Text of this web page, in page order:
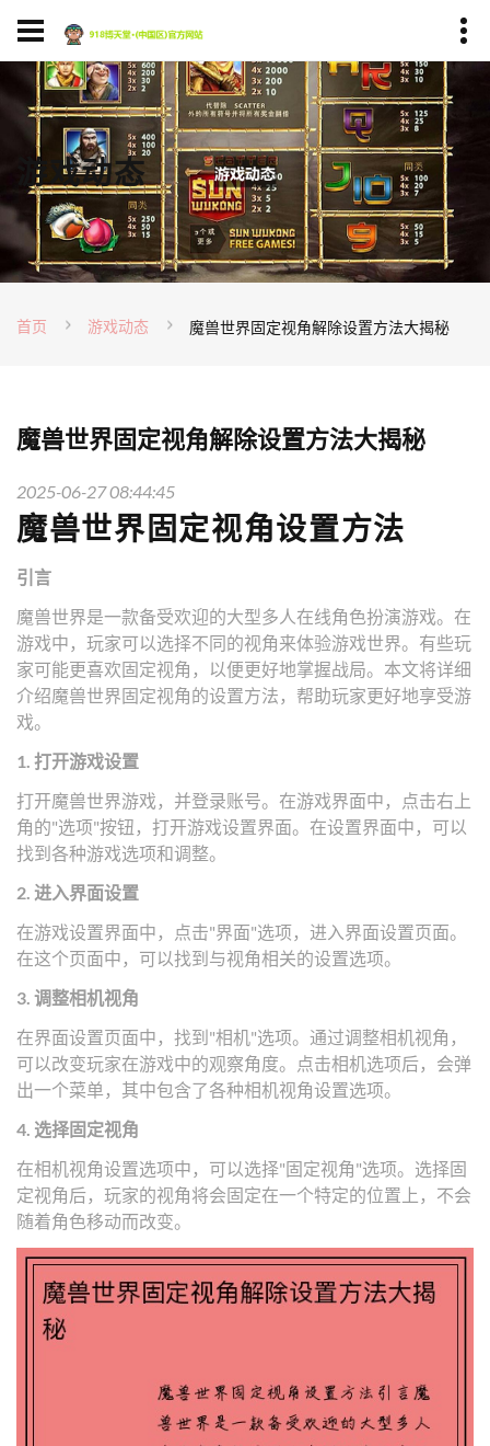
游戏动态
首页 游戏动态 魔兽世界固定视角解除设置方法大揭秘
魔兽世界固定视角解除设置方法大揭秘
2025-06-27 08:44:45
魔兽世界固定视角设置方法
引言
魔兽世界是一款备受欢迎的大型多人在线角色扮演游戏。在
游戏中，玩家可以选择不同的视角来体验游戏世界。有些玩
家可能更喜欢固定视角，以便更好地掌握战局。本文将详细
介绍魔兽世界固定视角的设置方法，帮助玩家更好地享受游
戏。
1. 打开游戏设置
打开魔兽世界游戏，并登录账号。在游戏界面中，点击右上
角的"选项"按钮，打开游戏设置界面。在设置界面中，可以
找到各种游戏选项和调整。
2. 进入界面设置
在游戏设置界面中，点击"界面"选项，进入界面设置页面。
在这个页面中，可以找到与视角相关的设置选项。
3. 调整相机视角
在界面设置页面中，找到"相机"选项。通过调整相机视角，
可以改变玩家在游戏中的观察角度。点击相机选项后，会弹
出一个菜单，其中包含了各种相机视角设置选项。
4. 选择固定视角
在相机视角设置选项中，可以选择"固定视角"选项。选择固
定视角后，玩家的视角将会固定在一个特定的位置上，不会
随着角色移动而改变。